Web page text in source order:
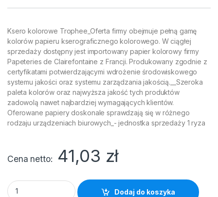
Ksero kolorowe Trophee_Oferta firmy obejmuje pełną gamę
kolorów papieru kserograficznego kolorowego. W ciągłej
sprzedaży dostępny jest importowany papier kolorowy firmy
Papeteries de Clairefontaine z Francji. Produkowany zgodnie z
certyfikatami potwierdzającymi wdrożenie środowiskowego
systemu jakości oraz systemu zarządzania jakością.__Szeroka
paleta kolorów oraz najwyższa jakość tych produktów
zadowolą nawet najbardziej wymagających klientów.
Oferowane papiery doskonale sprawdzają się w różnego
rodzaju urządzeniach biurowych_- jednostka sprzedaży 1 ryza
Cena netto 41,03 zł
Papier xero A4 TROPHEE 80g pastlowy błękitny quantity
Dodaj do koszyka